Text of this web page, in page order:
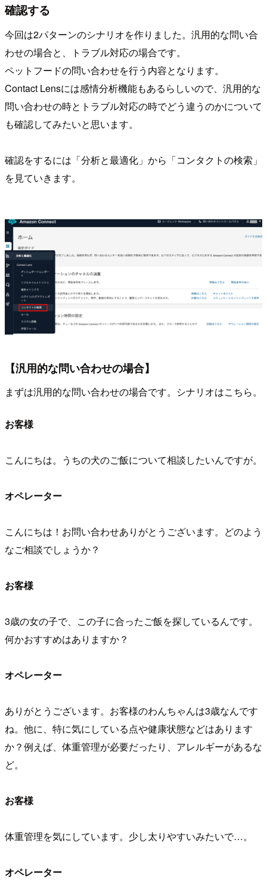
確認する
今回は2パターンのシナリオを作りました。汎用的な問い合
わせの場合と、トラブル対応の場合です。
ペットフードの問い合わせを行う内容となります。
Contact Lensには感情分析機能もあるらしいので、汎用的な
問い合わせの時とトラブル対応の時でどう違うのかについて
も確認してみたいと思います。
確認をするには「分析と最適化」から「コンタクトの検索」
を見ていきます。
【汎用的な問い合わせの場合】
まずは汎用的な問い合わせの場合です。シナリオはこちら。
お客様
こんにちは。うちの犬のご飯について相談したいんですが。
オペレーター
こんにちは！お問い合わせありがとうございます。どのよう
なご相談でしょうか？
お客様
3歳の女の子で、この子に合ったご飯を探しているんです。
何かおすすめはありますか？
オペレーター
ありがとうございます。お客様のわんちゃんは3歳なんです
ね。他に、特に気にしている点や健康状態などはあります
か？例えば、体重管理が必要だったり、アレルギーがあるな
ど。
お客様
体重管理を気にしています。少し太りやすいみたいで…。
オペレーター